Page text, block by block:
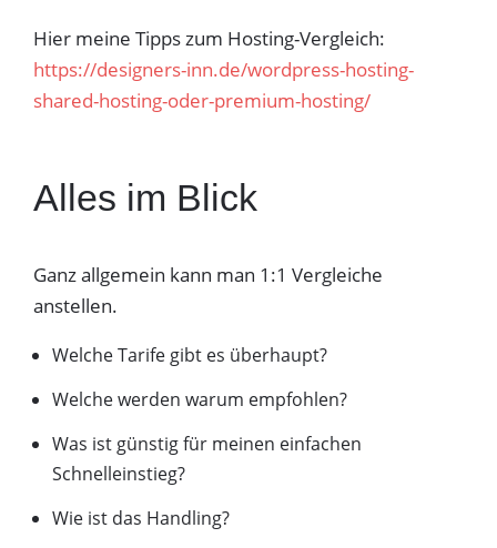
Hier meine Tipps zum Hosting-Vergleich:
https://designers-inn.de/wordpress-hosting-
shared-hosting-oder-premium-hosting/
Alles im Blick
Ganz allgemein kann man 1:1 Vergleiche
anstellen.
Welche Tarife gibt es überhaupt?
Welche werden warum empfohlen?
Was ist günstig für meinen einfachen
Schnelleinstieg?
Wie ist das Handling?